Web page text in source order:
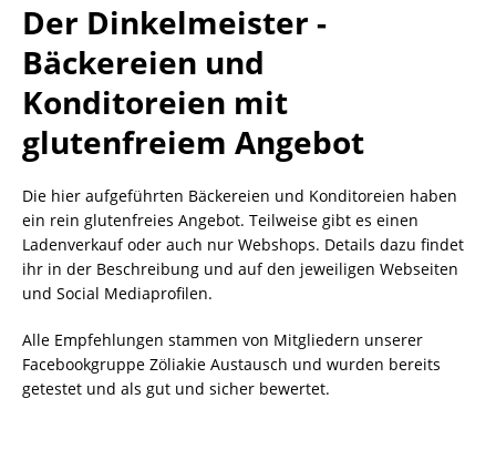
Der Dinkelmeister -
Bäckereien und
Konditoreien mit
glutenfreiem Angebot
Die hier aufgeführten Bäckereien und Konditoreien haben
ein rein glutenfreies Angebot. Teilweise gibt es einen
Ladenverkauf oder auch nur Webshops. Details dazu findet
ihr in der Beschreibung und auf den jeweiligen Webseiten
und Social Mediaprofilen.
Alle Empfehlungen stammen von Mitgliedern unserer
Facebookgruppe Zöliakie Austausch und wurden bereits
getestet und als gut und sicher bewertet.